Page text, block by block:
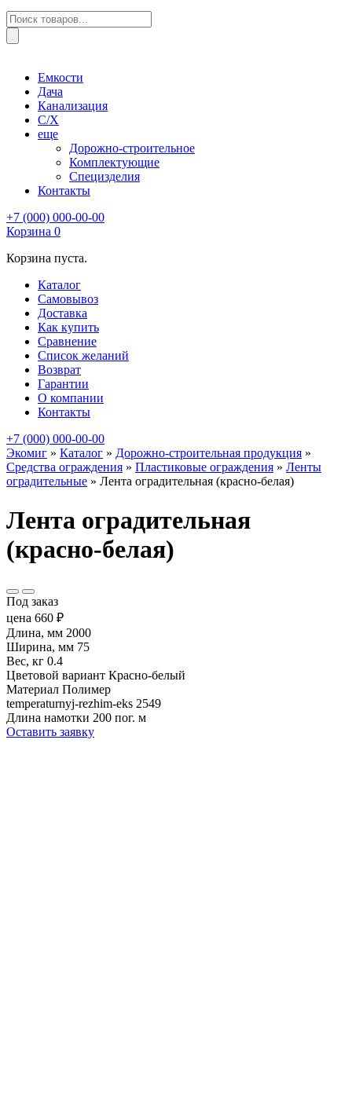
Поиск
товаров
Емкости
Дача
Канализация
С/Х
еще
Дорожно-строительное
Комплектующие
Специзделия
Контакты
+7 (000) 000-00-00
Корзина 0
Корзина пуста.
Каталог
Самовывоз
Доставка
Как купить
Сравнение
Список желаний
Возврат
Гарантии
О компании
Контакты
+7 (000) 000-00-00
Экомиг » Каталог » Дорожно-строительная продукция »
Средства ограждения » Пластиковые ограждения » Ленты
оградительные » Лента оградительная (красно-белая)
Лента оградительная
(красно-белая)
Под заказ
цена 660 ₽
Длина, мм 2000
Ширина, мм 75
Вес, кг 0.4
Цветовой вариант Красно-белый
Материал Полимер
temperaturnyj-rezhim-eks 2549
Длина намотки 200 пог. м
Оставить заявку